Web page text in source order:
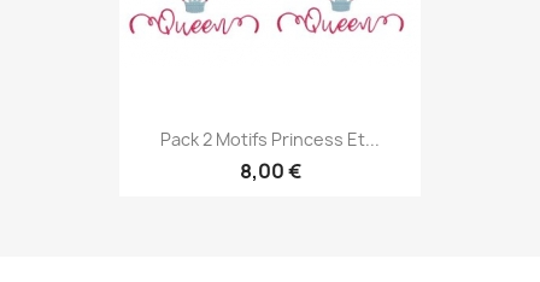
Pack 2 Motifs Princess Et...
8,00 €